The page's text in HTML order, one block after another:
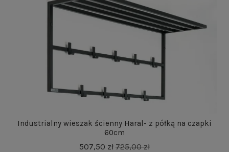
Industrialny wieszak ścienny Haral- z półką na czapki
60cm
507,50 zł 725,00 zł